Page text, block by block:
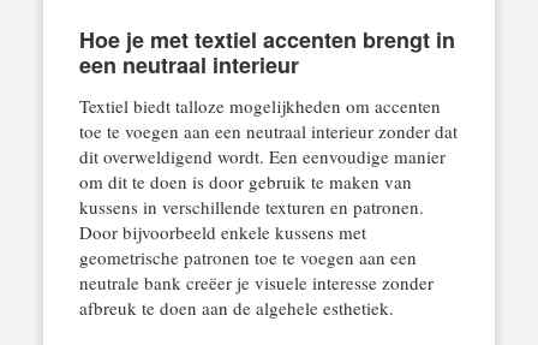
Hoe je met textiel accenten brengt in
een neutraal interieur
Textiel biedt talloze mogelijkheden om accenten
toe te voegen aan een neutraal interieur zonder dat
dit overweldigend wordt. Een eenvoudige manier
om dit te doen is door gebruik te maken van
kussens in verschillende texturen en patronen.
Door bijvoorbeeld enkele kussens met
geometrische patronen toe te voegen aan een
neutrale bank creëer je visuele interesse zonder
afbreuk te doen aan de algehele esthetiek.